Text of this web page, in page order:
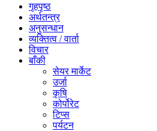
गृहपृष्ठ
अर्थतन्त्र
अनुसन्धान
व्यक्तित्व / वार्ता
विचार
बाँकी
सेयर मार्केट
उर्जा
कृषि
कोर्पोरेट
टिप्स
पर्यटन